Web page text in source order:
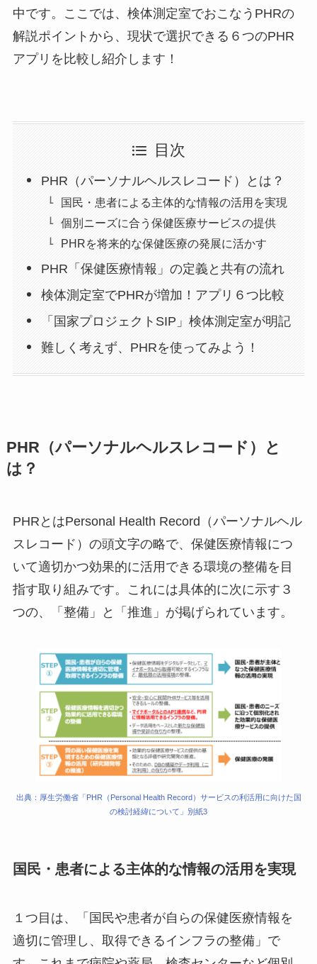
中です。ここでは、検体測定室でおこなうPHRの
解説ポイントから、現状で選択できる６つのPHR
アプリを比較し紹介します！
目次
PHR（パーソナルヘルスレコード）とは？
国民・患者による主体的な情報の活用を実現
個別ニーズに合う保健医療サービスの提供
PHRを将来的な保健医療の発展に活かす
PHR「保健医療情報」の定義と共有の流れ
検体測定室でPHRが増加！アプリ６つ比較
「国家プロジェクトSIP」検体測定室が明記
難しく考えず、PHRを使ってみよう！
PHR（パーソナルヘルスレコード）と
は？
PHRとはPersonal Health Record（パーソナルヘル
スレコード）の頭文字の略で、保健医療情報につ
いて適切かつ効果的に活用できる環境の整備を目
指す取り組みです。これには具体的に次に示す３
つの、「整備」と「推進」が掲げられています。
出典：厚生労働省「PHR（Personal Health Record）サービスの利活用に向けた国
の検討経緯について」別紙3
国民・患者による主体的な情報の活用を実現
１つ目は、「国民や患者が自らの保健医療情報を
適切に管理し、取得できるインフラの整備」で